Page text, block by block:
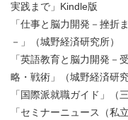
実践まで」Kindle版
「仕事と脳力開発－挫折
－」（城野経済研究所）
「英語教育と脳力開発－
略・戦術」（城野経済研究
「国際派就職ガイド」（
「セミナーニュース（私